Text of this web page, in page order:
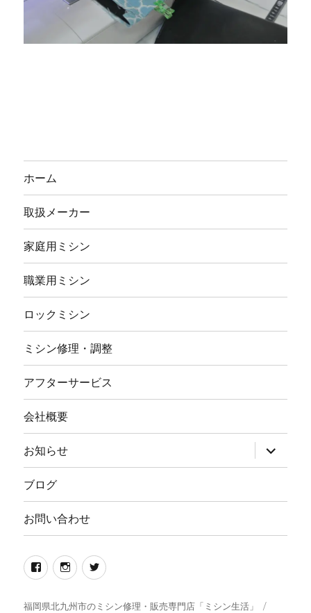
ホーム
取扱メーカー
家庭用ミシン
職業用ミシン
ロックミシン
ミシン修理・調整
アフターサービス
会社概要
お知らせ
ブ
メ
ー
開
ブログ
お問い合わせ
Facebook
イ
ス
twitter
福岡県北九州市のミシン修理・販売専門店「ミシン生活」